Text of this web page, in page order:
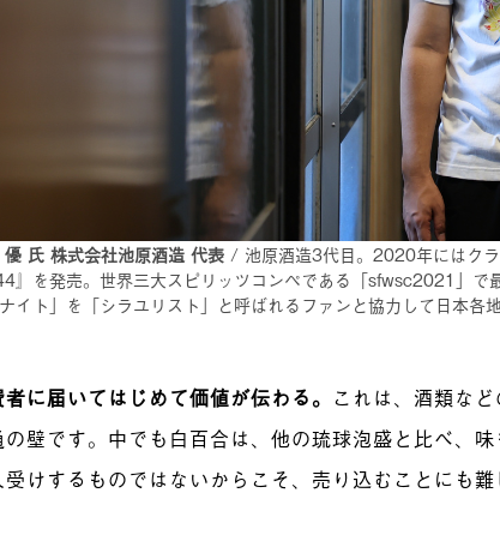
優 氏 株式会社池原酒造 代表 / 池原酒造3代目。2020年にはク
』を発売。世界三大スピリッツコンペである「sfwsc2021」
イト」を「シラユリスト」と呼ばれるファンと協力して日本各
に届いてはじめて価値が伝わる。 これは、酒類な
の壁です。中でも白百合は、他の琉球泡盛と比べ、味
受けするものではないからこそ、売り込むことにも難